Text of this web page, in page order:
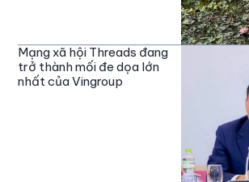
Mạng xã hội Threads đang
trở thành mối đe dọa lớn
nhất của Vingroup